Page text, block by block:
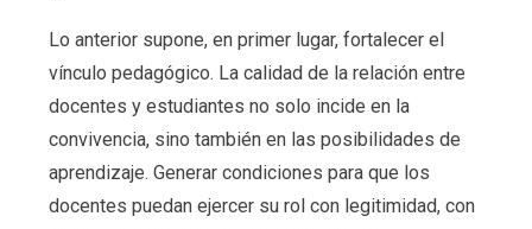
Lo anterior supone, en primer lugar, fortalecer el
vínculo pedagógico. La calidad de la relación entre
docentes y estudiantes no solo incide en la
convivencia, sino también en las posibilidades de
aprendizaje. Generar condiciones para que los
docentes puedan ejercer su rol con legitimidad, con